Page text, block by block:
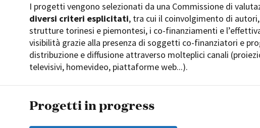
I progetti vengono selezionati da una Commissione di
diversi criteri esplicitati, tra cui il coinvolgimento di
strutture torinesi e piemontesi, i co-finanziamenti e
visibilità grazie alla presenza di soggetti co-finanziatori e
distribuzione e diffusione attraverso molteplici canali
televisivi, homevideo, piattaforme web...).
Progetti in progress